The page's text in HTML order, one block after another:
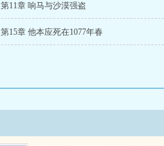
第11章 响马与沙漠强盗
第15章 他本应死在1077年春